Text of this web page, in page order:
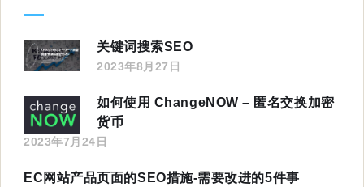
关键词搜索SEO
2023年8月27日
如何使用 ChangeNOW – 匿名交换加密
货币
2023年7月24日
EC网站产品页面的SEO措施-需要改进的5件事